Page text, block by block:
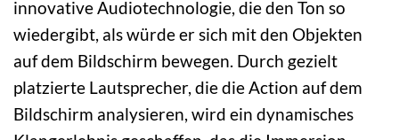
innovative Audiotechnologie, die den Ton so
wiedergibt, als würde er sich mit den Objekten
auf dem Bildschirm bewegen. Durch gezielt
platzierte Lautsprecher, die die Action auf dem
Bildschirm analysieren, wird ein dynamisches